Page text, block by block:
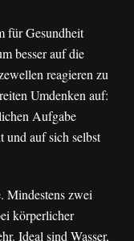
für Gesundheit
besser auf die
reagieren zu
Umdenken auf:
Aufgabe
und auf sich selbst
Mindestens zwei
körperlicher
Ideal sind Wasser,